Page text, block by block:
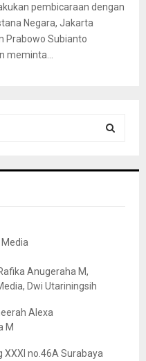
pembicaraan dengan
Negara, Jakarta
Prabowo Subianto
meminta...
Anugeraha M,
Dwi Utariningsih
Alexa
M
XXXI no.46A Surabaya